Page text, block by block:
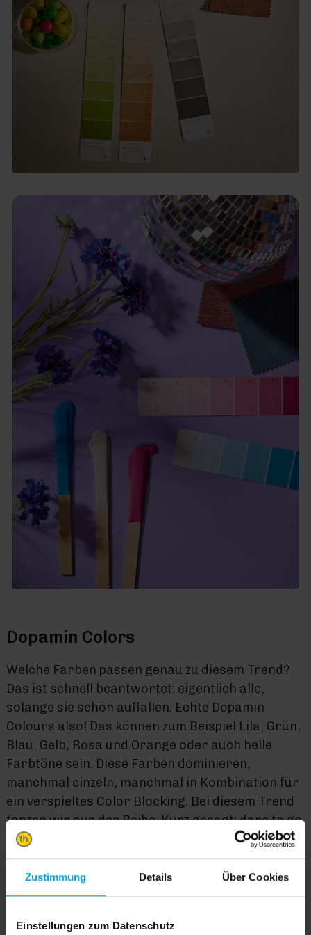
Zustimmung Details Über Cookies
Einstellungen zum Datenschutz
Dopamin Colors
Welche Farben passen genau zu diesem Trend?
Das ist schnell beantwortet: eigentlich alle,
solange sie schön auffallen. Echte Dopamin
Colours also! Das können zum Beispiel Lila, Grün,
Blau, Gelb, Rosa und Orange oder auch helle
Farbtöne sein. Diese Farben dominieren,
manchmal einzeln, manchmal in Kombination für
ein verspieltes Color Blocking. Bei diesem Trend
tanzen wir aus der Reihe. Kurz gesagt: dare to go
crazy! Dir sind diese Farben zu kräftig, um sie
großzügig in deiner Einrichtung einzusetzen?
Dann verwende helle Farbakzente in Form von
Accessoires, streiche einen Teil einer Wand in